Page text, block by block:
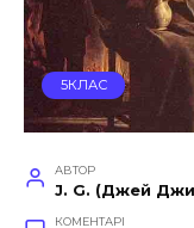
5КЛАС
АВТОР
J. G. (Джей
КОМЕНТАРІ